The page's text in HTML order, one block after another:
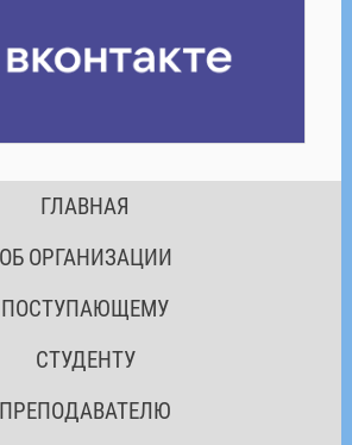
ГЛАВНАЯ
ОБ ОРГАНИЗАЦИИ
ПОСТУПАЮЩЕМУ
СТУДЕНТУ
ПРЕПОДАВАТЕЛЮ